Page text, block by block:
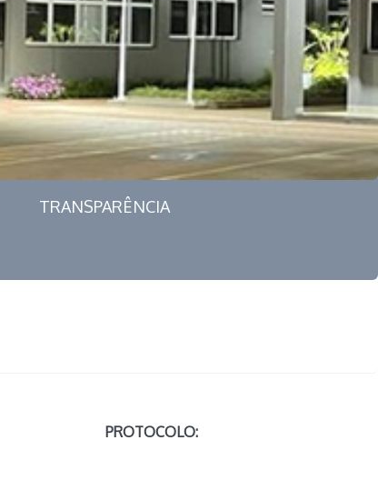
TRANSPARÊNCIA
PROTOCOLO: